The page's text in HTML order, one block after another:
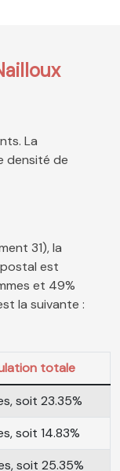
La
densité de
31), la
est
et 49%
la suivante :
totale
soit 23.35%
soit 14.83%
soit 25.35%